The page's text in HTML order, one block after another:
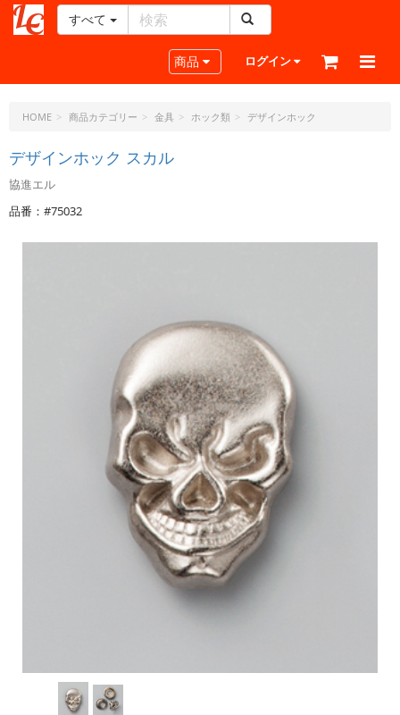
ー
ラ
ト・
ド
ッ
ト・
すべて
Toggle navigation
商品 ログイン
HOME 商品カテゴリー 金具 ホック類 デザインホック
デザインホック スカル
協進エル
品番：#75032